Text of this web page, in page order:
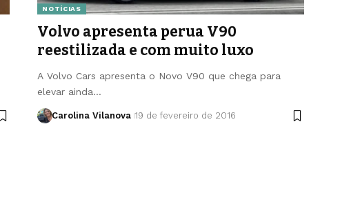
NOTÍCIAS
Volvo apresenta perua V90
reestilizada e com muito luxo
A Volvo Cars apresenta o Novo V90 que chega para
elevar ainda…
Carolina Vilanova 19 de fevereiro de 2016